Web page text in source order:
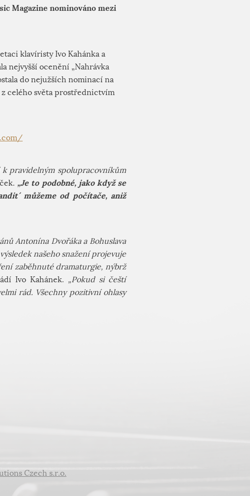
Magazine nominováno mezi
klavíristy Ivo Kahánka a
nejvyšší ocenění „Nahrávka
do nejužších nominací na
celého světa prostřednictvím
pravidelným spolupracovníkům
„Je to podobné, jako když se
můžeme od počítače, aniž
Antonína Dvořáka a Bohuslava
našeho snažení projevuje
zaběhnuté dramaturgie, nýbrž
Ivo Kahánek. „Pokud si čeští
rád. Všechny pozitivní ohlasy
Czech s.r.o.